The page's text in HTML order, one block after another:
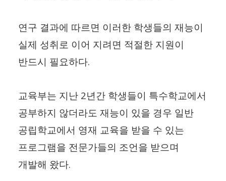
연구 결과에 따르면 이러한 학생들의 재능이
실제 성취로 이어 지려면 적절한 지원이
반드시 필요하다.
교육부는 지난 2년간 학생들이 특수학교에서
공부하지 않더라도 재능이 있을 경우 일반
공립학교에서 영재 교육을 받을 수 있는
프로그램을 전문가들의 조언을 받으며
개발해 왔다.